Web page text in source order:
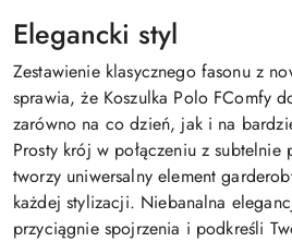
Elegancki styl
Zestawienie klasycznego fasonu z
sprawia, że Koszulka Polo FComfy
zarówno na co dzień, jak i na
Prosty krój w połączeniu z subtelnie
tworzy uniwersalny element
każdej stylizacji. Niebanalna
przyciągnie spojrzenia i podkreśli